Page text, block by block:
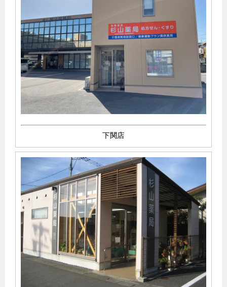
り組み事例や薬剤師に求められる変化」の記事監修を行い
ました。
▶︎2022年3月29日
ファルマスタッフにて、「うつ病の患者さまへの服薬指導
ポイントや注意点を解説」の記事監修を行いました。
▶︎2022年3月14日
ファルマスタッフにて、「薬局がPCR検査や抗原検査の拠
点に。対応の流れと注意点を解説」の記事監修を行いまし
▶︎2022年2月17日
ファルマスタッフにて、「リフィル処方箋制度とは？メリ
ット・デメリットや薬剤師への影響について」の記事監修
を行いました。
▶︎2022年2月17日
ファルマスタッフにて、薬局の「0410対応」は恒久化へ。
「改正薬機法に基づくオンライン服薬指導」との違いを解
説の記事監修を行いました。
2022年2月11-13日
下関店